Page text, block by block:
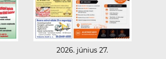
2026. június 27.